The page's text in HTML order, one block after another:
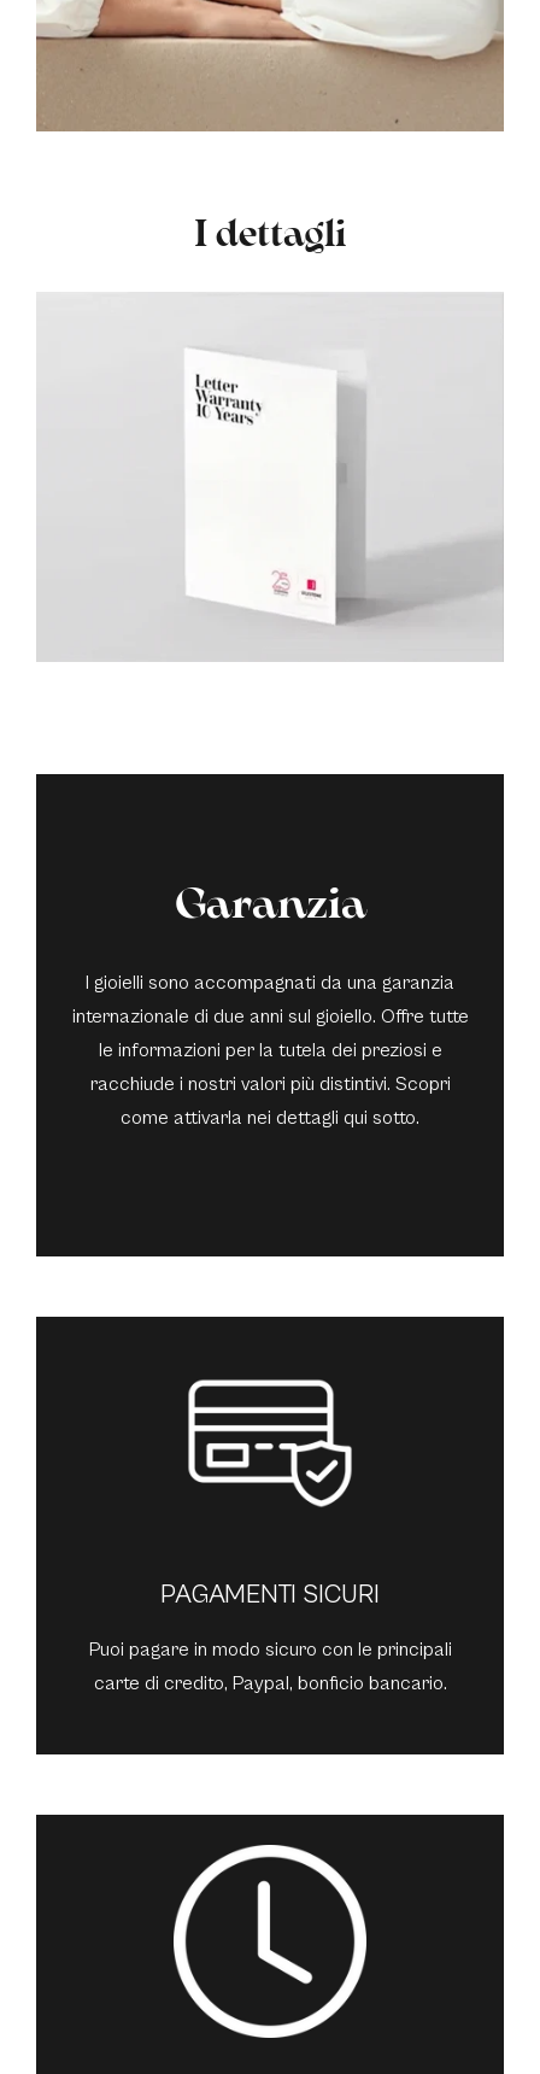
I dettagli
Garanzia
I gioielli sono accompagnati da una garanzia
internazionale di due anni sul gioiello. Offre tutte
le informazioni per la tutela dei preziosi e
racchiude i nostri valori più distintivi. Scopri
come attivarla nei dettagli qui sotto.
PAGAMENTI SICURI
Puoi pagare in modo sicuro con le principali
carte di credito, Paypal, bonficio bancario.